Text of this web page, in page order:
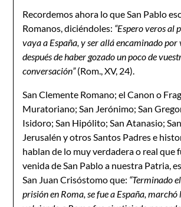
Recordemos ahora lo que San Pablo
Romanos, diciéndoles: “Espero veros al
vaya a España, y ser allá encaminado por
después de haber gozado un poco de
conversación”(Rom., XV, 24).
San Clemente Romano; el Canon o
Muratoriano; San Jerónimo; San
Isidoro; San Hipólito; San Atanasio;
Jerusalén y otros Santos Pa­dres e
hablan de lo muy verdadera o real que
venida de San Pablo a nuestra Patria,
San Juan Crisóstomo que: “Terminado
prisión en Roma, se fue a España, marchó